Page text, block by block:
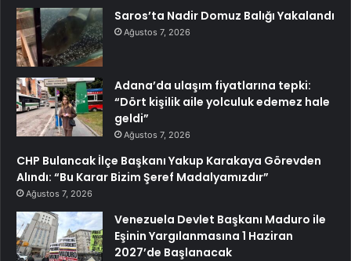
Saros’ta Nadir Domuz Balığı Yakalandı
Ağustos 7, 2026
Adana’da ulaşım fiyatlarına tepki:
“Dört kişilik aile yolculuk edemez hale
geldi”
Ağustos 7, 2026
CHP Bulancak İlçe Başkanı Yakup Karakaya Görevden
Alındı: “Bu Karar Bizim Şeref Madalyamızdır”
Ağustos 7, 2026
Venezuela Devlet Başkanı Maduro ile
Eşinin Yargılanmasına 1 Haziran
2027’de Başlanacak